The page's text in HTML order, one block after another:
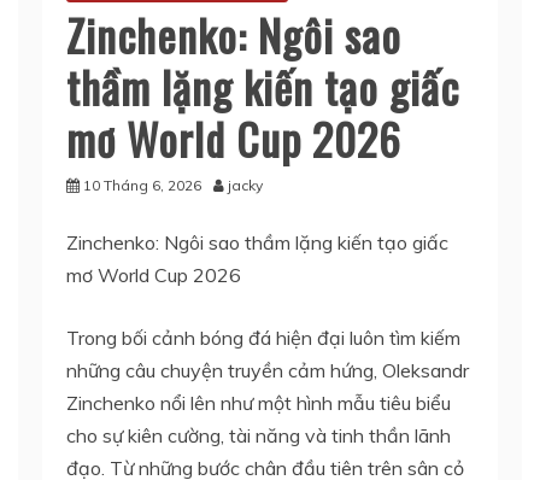
Zinchenko: Ngôi sao
thầm lặng kiến tạo giấc
mơ World Cup 2026
10 Tháng 6, 2026 jacky
Zinchenko: Ngôi sao thầm lặng kiến tạo giấc
mơ World Cup 2026
Trong bối cảnh bóng đá hiện đại luôn tìm kiếm
những câu chuyện truyền cảm hứng, Oleksandr
Zinchenko nổi lên như một hình mẫu tiêu biểu
cho sự kiên cường, tài năng và tinh thần lãnh
đạo. Từ những bước chân đầu tiên trên sân cỏ